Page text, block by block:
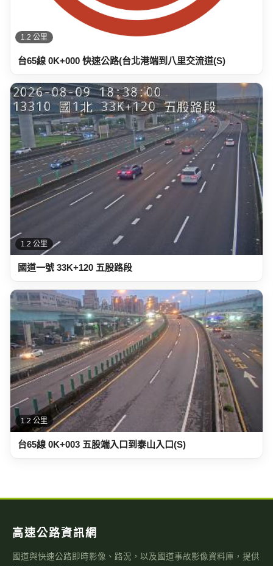
1.2 公里
台65線 0K+000 快速公路(台北港端到八里交流道(S)
1.2 公里
國道一號 33K+120 五股路段
1.2 公里
台65線 0K+003 五股端入口到泰山入口(S)
高速公路資訊網
國道與快速公路即時影像、路況，以及國道事故影像資料庫，提供